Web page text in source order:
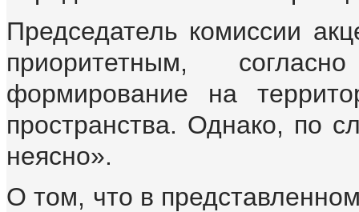
Председатель комиссии
приоритетным,
формирование на
пространства. Однако, по
неясно».
О том, что в